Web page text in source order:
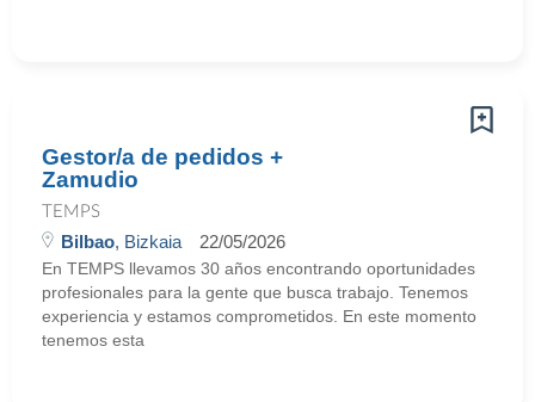
Gestor/a de pedidos +
Zamudio
TEMPS
Bilbao, Bizkaia 22/05/2026
En TEMPS llevamos 30 años encontrando oportunidades
profesionales para la gente que busca trabajo. Tenemos
experiencia y estamos comprometidos. En este momento
tenemos esta